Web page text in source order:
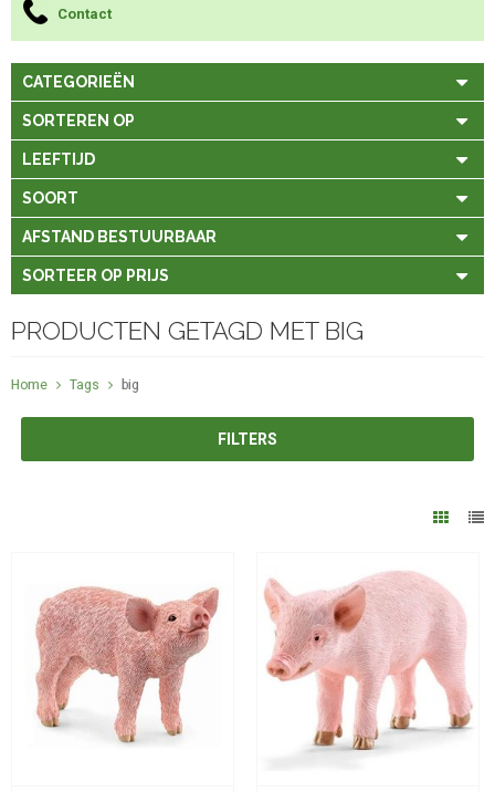
Contact
CATEGORIEËN
SORTEREN OP
LEEFTIJD
SOORT
AFSTAND BESTUURBAAR
SORTEER OP PRIJS
PRODUCTEN GETAGD MET BIG
Home Tags big
FILTERS